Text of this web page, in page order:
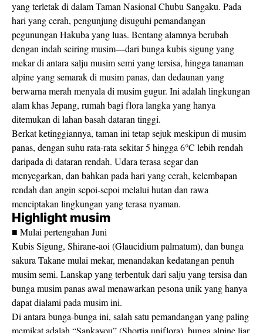
yang terletak di dalam Taman Nasional Chubu Sangaku. Pada
hari yang cerah, pengunjung disuguhi pemandangan
pegunungan Hakuba yang luas. Bentang alamnya berubah
dengan indah seiring musim—dari bunga kubis sigung yang
mekar di antara salju musim semi yang tersisa, hingga tanaman
alpine yang semarak di musim panas, dan dedaunan yang
berwarna merah menyala di musim gugur. Ini adalah lingkungan
alam khas Jepang, rumah bagi flora langka yang hanya
ditemukan di lahan basah dataran tinggi.
Berkat ketinggiannya, taman ini tetap sejuk meskipun di musim
panas, dengan suhu rata-rata sekitar 5 hingga 6°C lebih rendah
daripada di dataran rendah. Udara terasa segar dan
menyegarkan, dan bahkan pada hari yang cerah, kelembapan
rendah dan angin sepoi-sepoi melalui hutan dan rawa
menciptakan lingkungan yang terasa nyaman.
Highlight musim
■ Mulai pertengahan Juni
Kubis Sigung, Shirane-aoi (Glaucidium palmatum), dan bunga
sakura Takane mulai mekar, menandakan kedatangan penuh
musim semi. Lanskap yang terbentuk dari salju yang tersisa dan
bunga musim panas awal menawarkan pesona unik yang hanya
dapat dialami pada musim ini.
Di antara bunga-bunga ini, salah satu pemandangan yang paling